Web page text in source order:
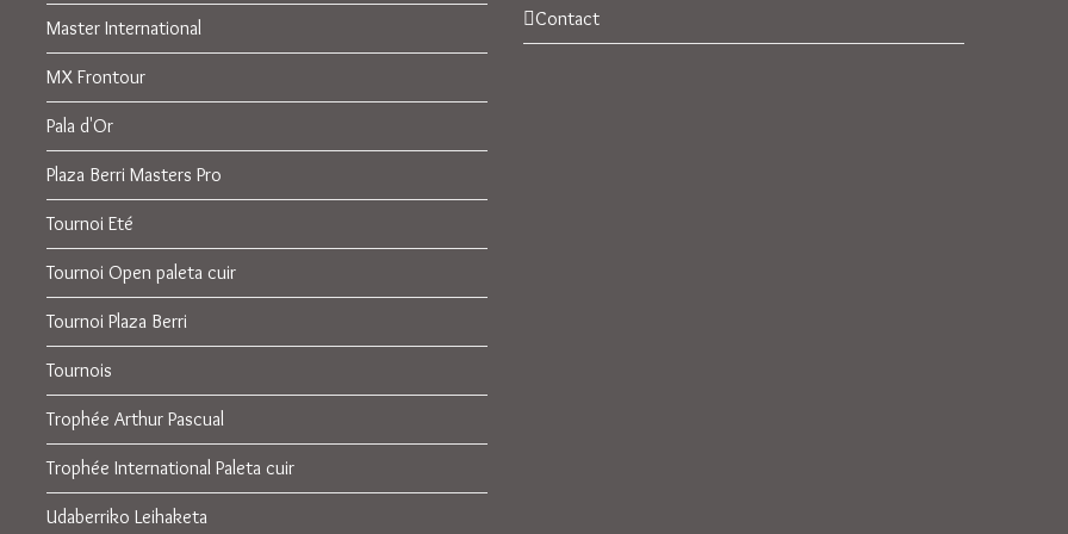
Master International
MX Frontour
Pala d'Or
Plaza Berri Masters Pro
Tournoi Eté
Tournoi Open paleta cuir
Tournoi Plaza Berri
Tournois
Trophée Arthur Pascual
Trophée International Paleta cuir
Udaberriko Leihaketa
Contact